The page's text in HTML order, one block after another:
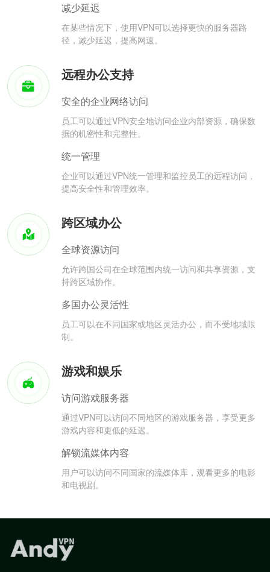
减少延迟
在某些情况下，使用VPN可以选择更快的服务器路
径，减少延迟，提高网速。
远程办公支持
安全的企业网络访问
员工可以通过VPN安全地访问企业内部资源，确保数
据的机密性和完整性。
统一管理
企业可以通过VPN统一管理和监控员工的远程访问，
提高安全性和管理效率。
跨区域办公
全球资源访问
允许跨国公司在全球范围内统一访问和共享资源，支
持跨区域协作。
多国办公灵活性
员工可以在不同国家或地区灵活办公，而不受地域限
制。
游戏和娱乐
访问游戏服务器
通过VPN可以访问不同地区的游戏服务器，享受更多
游戏内容和更低的延迟。
解锁流媒体内容
用户可以访问不同国家的流媒体库，观看更多的电影
和电视剧。